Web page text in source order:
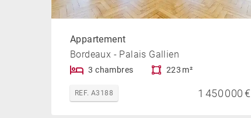
Appartement
Bordeaux - Palais Gallien
3 chambres 223 m²
REF. A3188 1 450 000 €